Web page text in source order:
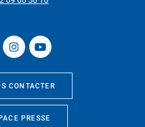
CONTACTER
PRESSE